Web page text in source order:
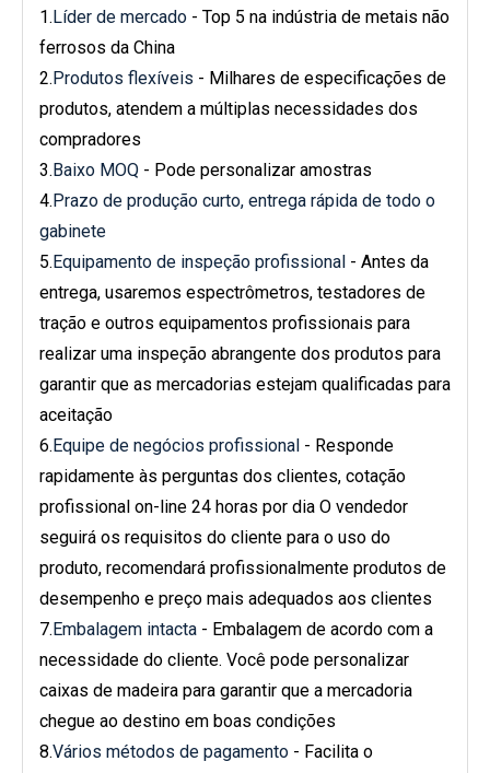
1. Líder de mercado - Top 5 na indústria de metais não
ferrosos da China
2. Produtos flexíveis - Milhares de especificações de
produtos, atendem a múltiplas necessidades dos
compradores
3. Baixo MOQ - Pode personalizar amostras
4. Prazo de produção curto, entrega rápida de todo o
gabinete
5. Equipamento de inspeção profissional - Antes da
entrega, usaremos espectrômetros, testadores de
tração e outros equipamentos profissionais para
realizar uma inspeção abrangente dos produtos para
garantir que as mercadorias estejam qualificadas para
aceitação
6. Equipe de negócios profissional - Responde
rapidamente às perguntas dos clientes, cotação
profissional on-line 24 horas por dia O vendedor
seguirá os requisitos do cliente para o uso do
produto, recomendará profissionalmente produtos de
desempenho e preço mais adequados aos clientes
7. Embalagem intacta - Embalagem de acordo com a
necessidade do cliente. Você pode personalizar
caixas de madeira para garantir que a mercadoria
chegue ao destino em boas condições
8.Vários métodos de pagamento - Facilita o